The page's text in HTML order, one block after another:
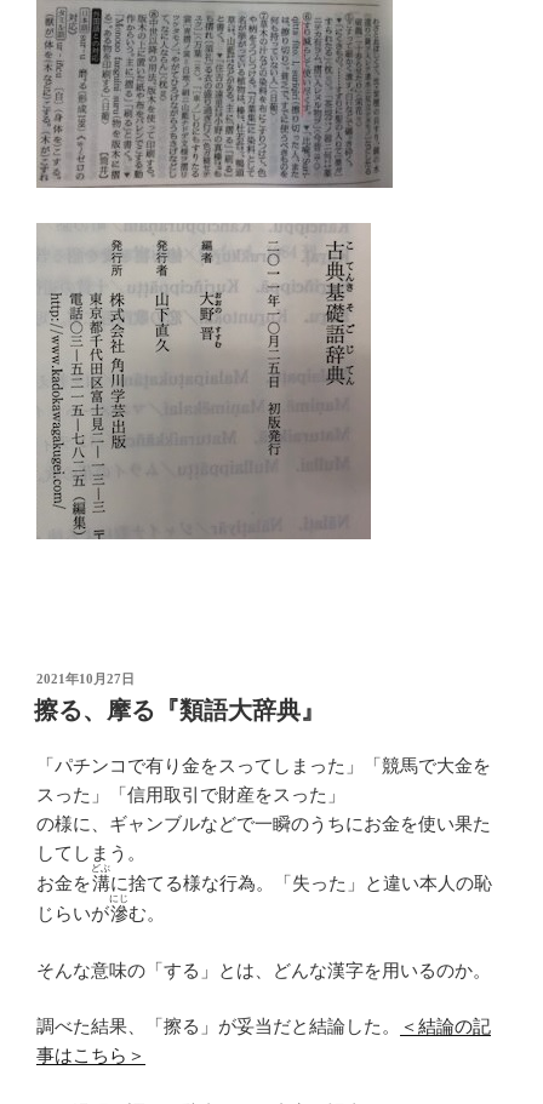
投
稿
日:
2021年10月27日
擦る、摩る『類語大辞典』
「パチンコで有り金をスってしまった」「競馬で大金を
スった」「信用取引で財産をスった」
の様に、ギャンブルなどで一瞬のうちにお金を使い果た
してしまう。
お金を溝
どぶ
に捨てる様な行為。「失った」と違い本人の恥
じらいが滲
にじ
む。
そんな意味の「する」とは、どんな漢字を用いるのか。
調べた結果、「擦る」が妥当だと結論した。
＜結論の記
事はこちら＞